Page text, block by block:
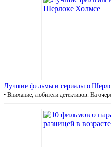
Лучшие фильмы и сериалы о
• Внимание, любители детективов. На